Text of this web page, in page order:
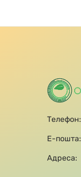
Телефон:
Е-пошта:
Адреса: